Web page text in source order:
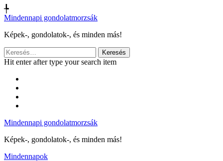
╄
Mindennapi gondolatmorzsák
Képek-, gondolatok-, és minden más!
Keresés:
Hit enter after type your search item
Mindennapi gondolatmorzsák
Képek-, gondolatok-, és minden más!
Mindennapok